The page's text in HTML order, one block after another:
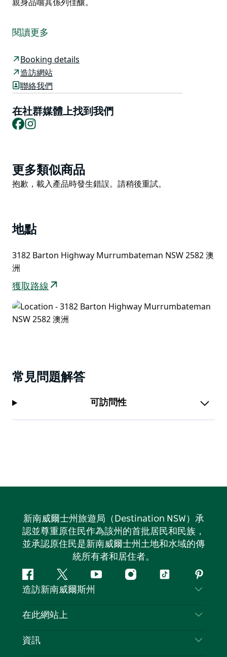
莊，坐落於坎培拉地區涼爽氣候葡萄酒產區，距離坎培拉
市中心僅30分鐘車程。酒莊致力於釀造優質的涼爽氣候
園，以及堪培拉、圖姆巴倫巴（Tumbarumba）、岡達
蓋（Gundagai）和希爾托普斯（Hilltops）等地的頂級
種植者。
伊甸園路酒莊團隊由屢獲殊榮的法國釀酒師席琳·盧梭
（Celine Rousseau）領銜，她將世界領先的傳統釀酒技
方式展現其風土的豐富性和多樣性。
自2006年開業以來，伊甸園路酒莊已榮獲多項殊榮。歡
閱讀更多
Booking details
造訪網站
聯絡我們
在社群媒體上找到我們
Facebook
Product
List
更多類似商品
Product
抱歉，載入產品時發生錯誤。請稍後重試。
地點
3182 Barton Highway Murrumbateman NSW 2582 澳
洲
獲取路線
常見問題解答
可訪問性
新南威爾士州旅遊局（Destination NSW）承
認並尊重原住民作為該州的首批居民和民族，
並承認原住民是新南威爾士州土地和水域的傳
統所有者和居住者。
Facebook嘰
嘰
喳
Youtube Instagram
抖
造訪新南威爾斯州
聯絡我們
隱私
在此網站上
目的地
資訊